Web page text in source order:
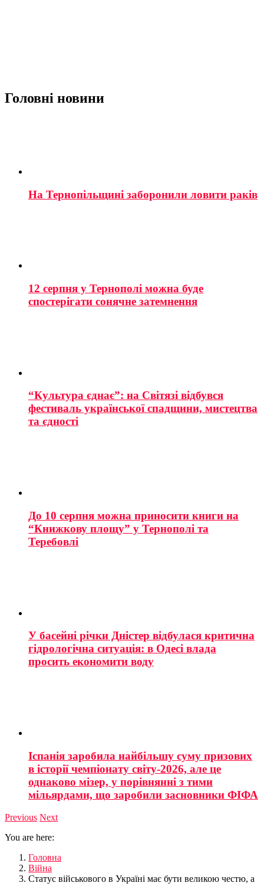
Головні новини
На Тернопільщині заборонили ловити раків
12 серпня у Тернополі можна буде
спостерігати сонячне затемнення
“Культура єднає”: на Світязі відбувся
фестиваль української спадщини, мистецтва
та єдності
До 10 серпня можна приносити книги на
“Книжкову площу” у Тернополі та
Теребовлі
У басейні річки Дністер відбулася критична
гідрологічна ситуація: в Одесі влада
просить економити воду
Іспанія заробила найбільшу суму призових
в історії чемпіонату світу-2026, але це
однаково мізер, у порівнянні з тими
мільярдами, що заробили засновники ФІФА
Previous Next
You are here:
Головна
Війна
Статус військового в Україні має бути великою честю, а